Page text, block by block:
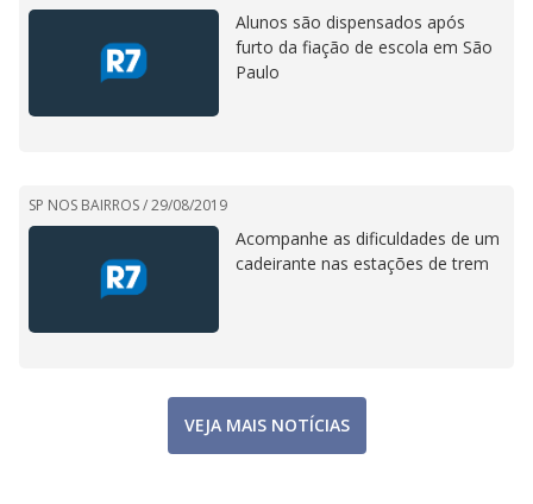
Alunos são dispensados após
furto da fiação de escola em São
Paulo
SP NOS BAIRROS /29/08/2019
Acompanhe as dificuldades de um
cadeirante nas estações de trem
VEJA MAIS NOTÍCIAS